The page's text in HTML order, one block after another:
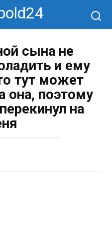
сына не
и ему
тут может
она, поэтому
на